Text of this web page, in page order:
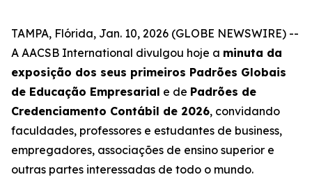
TAMPA, Flórida, Jan. 10, 2026 (GLOBE NEWSWIRE) --
A AACSB International divulgou hoje a minuta da
exposição dos seus primeiros Padrões Globais
de Educação Empresarial e de Padrões de
Credenciamento Contábil de 2026, convidando
faculdades, professores e estudantes de business,
empregadores, associações de ensino superior e
outras partes interessadas de todo o mundo.